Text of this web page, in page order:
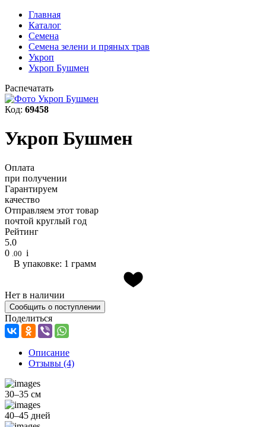
Главная
Каталог
Семена
Семена зелени и пряных трав
Укроп
Укроп Бушмен
Распечатать
Код: 69458
Укроп Бушмен
Оплата
при получении
Гарантируем
качество
Отправляем этот товар
почтой круглый год
Рейтинг
5.0
0 .00 i
В упаковке: 1 грамм
Нет в наличии
Сообщить о поступлении
Поделиться
Описание
Отзывы (4)
30–35 см
40–45 дней